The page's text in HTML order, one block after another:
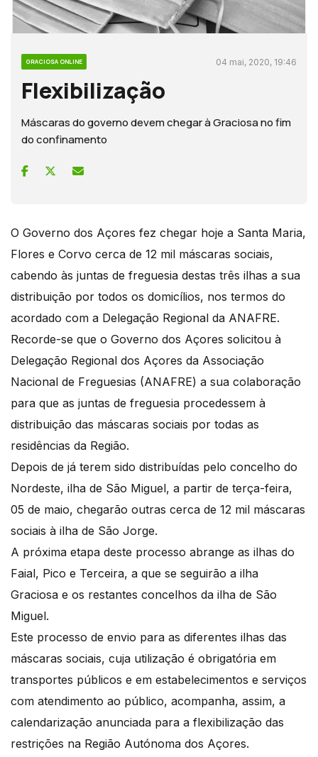
GRACIOSA ONLINE 04 mai, 2020, 19:46
Flexibilização
Máscaras do governo devem chegar à Graciosa no fim
do confinamento
O Governo dos Açores fez chegar hoje a Santa Maria,
Flores e Corvo cerca de 12 mil máscaras sociais,
cabendo às juntas de freguesia destas três ilhas a sua
distribuição por todos os domicílios, nos termos do
acordado com a Delegação Regional da ANAFRE.
Recorde-se que o Governo dos Açores solicitou à
Delegação Regional dos Açores da Associação
Nacional de Freguesias (ANAFRE) a sua colaboração
para que as juntas de freguesia procedessem à
distribuição das máscaras sociais por todas as
residências da Região.
Depois de já terem sido distribuídas pelo concelho do
Nordeste, ilha de São Miguel, a partir de terça-feira,
05 de maio, chegarão outras cerca de 12 mil máscaras
sociais à ilha de São Jorge.
A próxima etapa deste processo abrange as ilhas do
Faial, Pico e Terceira, a que se seguirão a ilha
Graciosa e os restantes concelhos da ilha de São
Miguel.
Este processo de envio para as diferentes ilhas das
máscaras sociais, cuja utilização é obrigatória em
transportes públicos e em estabelecimentos e serviços
com atendimento ao público, acompanha, assim, a
calendarização anunciada para a flexibilização das
restrições na Região Autónoma dos Açores.